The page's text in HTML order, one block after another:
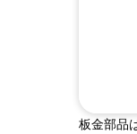
板金部品